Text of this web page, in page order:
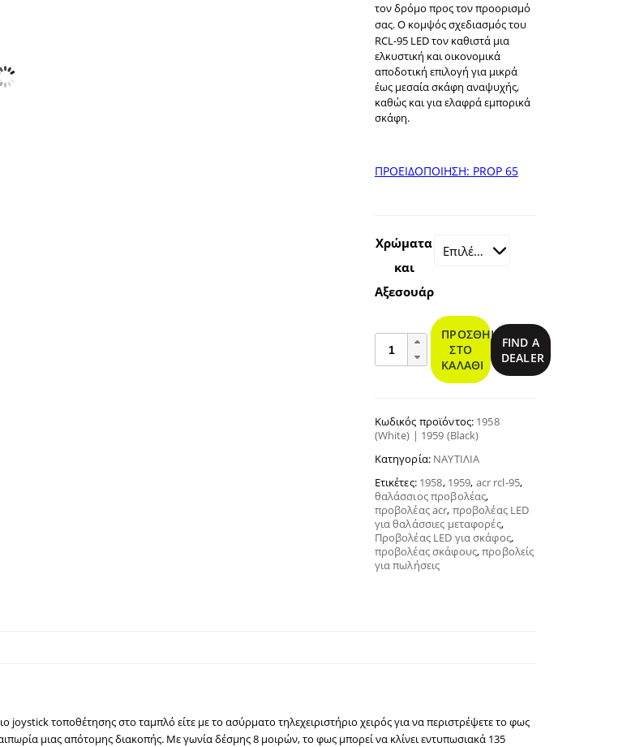
τον δρόμο προς τον προορισμό
σας.Ο κομψός σχεδιασμός του
RCL-95 LED τον καθιστά μια
ελκυστική και οικονομικά
αποδοτική επιλογή για μικρά
έως μεσαία σκάφη αναψυχής,
καθώς και για ελαφρά εμπορικά
σκάφη.
ΠΡΟΕΙΔΟΠΟΙΗΣΗ: PROP 65
Χρώματα
και
Αξεσουάρ
RCL-
Προβολέας
ΠΡΟΣΘΉΚΗ
ΣΤΟ
ΚΑΛΆΘΙ
FIND A
DEALER
Κωδικός προϊόντος: 1958
(White) | 1959 (Black)
Κατηγορία: ΝΑΥΤΙΛΊΑ
Ετικέτες: 1958, 1959, acr rcl-95,
θαλάσσιος προβολέας,
προβολέας acr, προβολέας LED
για θαλάσσιες μεταφορές,
Προβολέας LED για σκάφος,
προβολέας σκάφους,προβολείς
για πωλήσεις
joystick τοποθέτησης στο ταμπλό είτε με το ασύρματο τηλεχειριστήριο χειρός για να περιστρέψετε το φως
μιας απότομης διακοπής. Με γωνία δέσμης 8 μοιρών, το φως μπορεί να κλίνει εντυπωσιακά 135